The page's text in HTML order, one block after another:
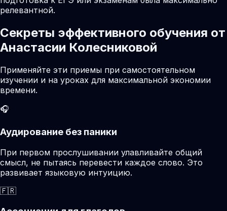
релевантной.
Секреты эффективного обучения от
Анастасии Колесниковой
Применяйте эти приемы при самостоятельном
изучении и на уроках для максимальной экономии
времени.
🎧
Аудирование без паники
При первом прослушивании улавливайте общий
смысл, не пытаясь перевести каждое слово. Это
развивает языковую интуицию.
🇫🇷